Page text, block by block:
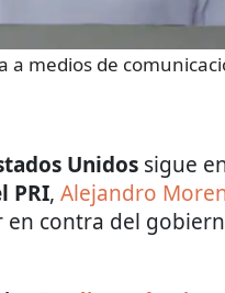
medios de
Unidos sigue
PRI, Alejandro
en contra del